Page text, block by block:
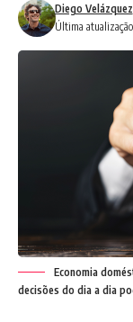
Última
Diego Velázquez
Economia
decisões do dia a dia